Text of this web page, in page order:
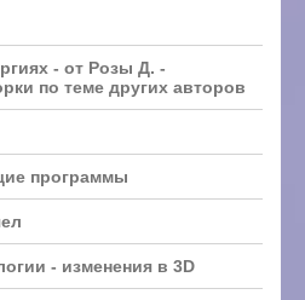
- от Розы Д. -
по теме других авторов
программы
- изменения в 3D